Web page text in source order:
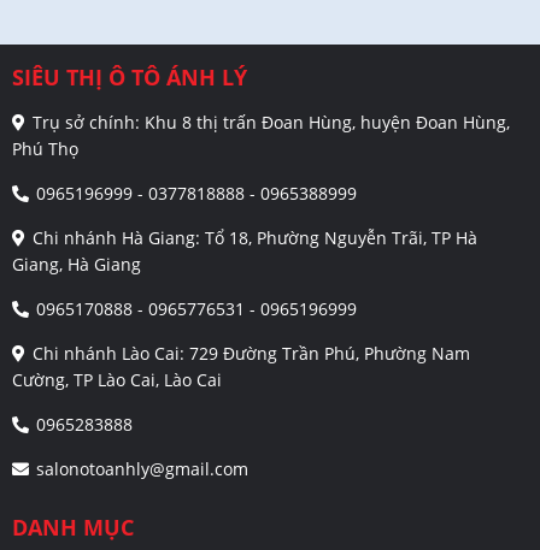
SIÊU THỊ Ô TÔ ÁNH LÝ
Trụ sở chính: Khu 8 thị trấn Đoan Hùng, huyện Đoan Hùng,
Phú Thọ
0965196999 - 0377818888 - 0965388999
Chi nhánh Hà Giang: Tổ 18, Phường Nguyễn Trãi, TP Hà
Giang, Hà Giang
0965170888 - 0965776531 - 0965196999
Chi nhánh Lào Cai: 729 Đường Trần Phú, Phường Nam
Cường, TP Lào Cai, Lào Cai
0965283888
salonotoanhly@gmail.com
DANH MỤC